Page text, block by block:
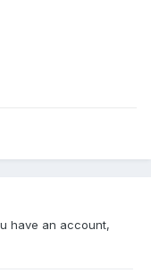
have an account,